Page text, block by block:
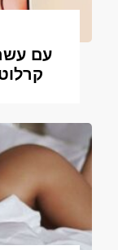
עם